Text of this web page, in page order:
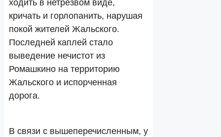
ходить в нетрезвом виде,
кричать и горлопанить, нарушая
покой жителей Жальского.
Последней каплей стало
выведение нечистот из
Ромашкино на территорию
Жальского и испорченная
дорога.
В связи с вышеперечисленным, у